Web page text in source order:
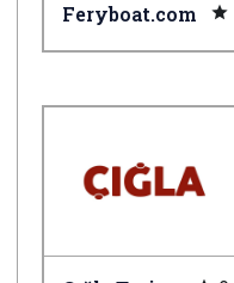
Feryboat.com